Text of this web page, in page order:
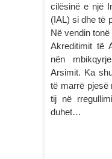
cilësinë e një
(IAL) si dhe të
Në vendin
Akreditimit të
nën
Arsimit. Ka
të marrë pjesë
tij në
duhet…